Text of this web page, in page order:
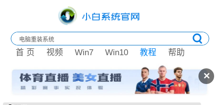
✕
首 页 视频 Win7 Win10 教程 帮助